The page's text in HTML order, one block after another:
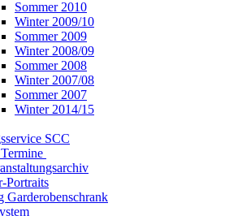
Sommer 2010
Winter 2009/10
Sommer 2009
Winter 2008/09
Sommer 2008
Winter 2007/08
Sommer 2007
Winter 2014/15
SCC
Portraits
Garderobenschrank